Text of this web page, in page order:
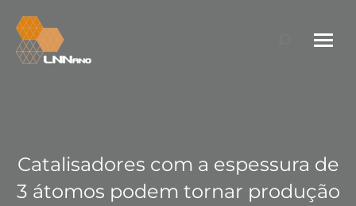
Search:
Catalisadores com a espessura de
3 átomos podem tornar produção